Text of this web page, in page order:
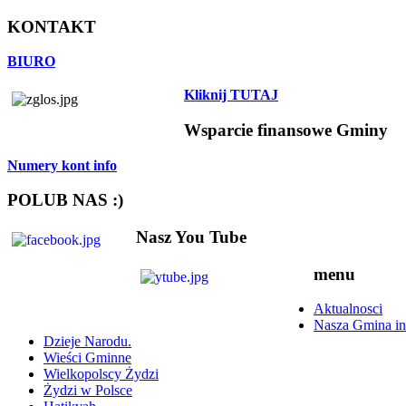
KONTAKT
BIURO
Kliknij TUTAJ
Wsparcie finansowe Gminy
Numery kont info
POLUB NAS :)
Nasz You Tube
menu
Aktualnosci
Nasza Gmina
Dzieje Narodu.
Wieści Gminne
Wielkopolscy Żydzi
Żydzi w Polsce